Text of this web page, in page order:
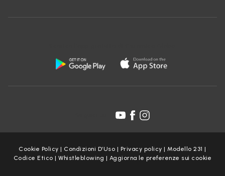
Cookie Policy | Condizioni D’Uso | Privacy policy |Modello 231 |
Codice Etico |Whistleblowing | Aggiorna le preferenze sui cookie